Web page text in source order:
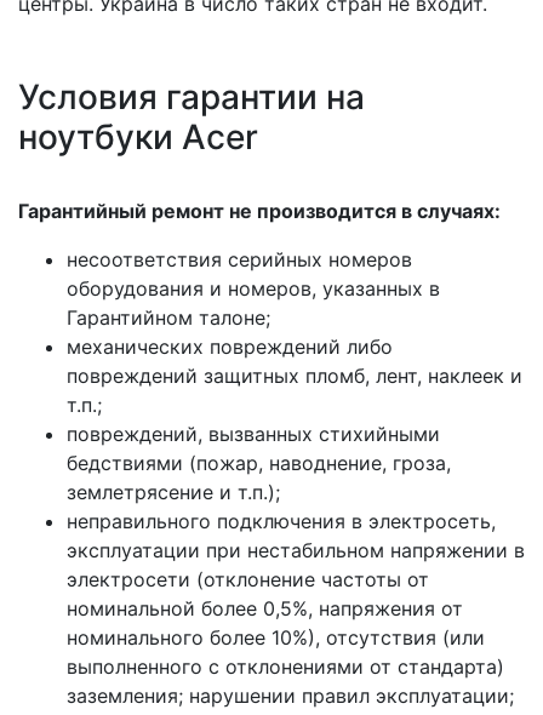
Условия гарантии на
ноутбуки Acer
Гарантийный ремонт не производится в случаях:
несоответствия серийных номеров
оборудования и номеров, указанных в
Гарантийном талоне;
механических повреждений либо
повреждений защитных пломб, лент, наклеек и
т.п.;
повреждений, вызванных стихийными
бедствиями (пожар, наводнение, гроза,
землетрясение и т.п.);
неправильного подключения в электросеть,
эксплуатации при нестабильном напряжении в
электросети (отклонение частоты от
номинальной более 0,5%, напряжения от
номинального более 10%), отсутствия (или
выполненного с отклонениями от стандарта)
заземления; нарушении правил эксплуатации;